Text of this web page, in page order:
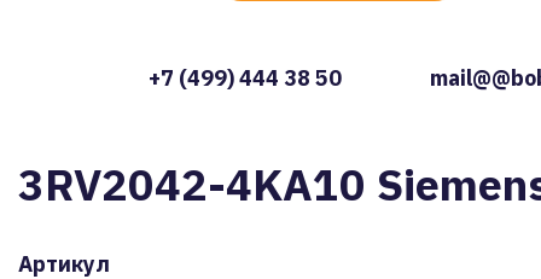
+7 (499) 444 38 50
3RV2042-4KA10
Артикул